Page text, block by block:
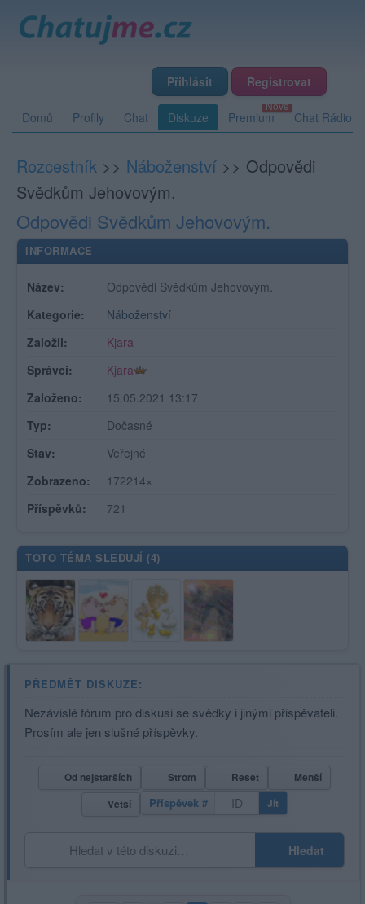
Přihlásit Registrovat
Domů Profily Chat Diskuze Premium Chat Rádio
Rozcestník >> Náboženství >> Odpovědi
Svědkům Jehovovým.
Odpovědi Svědkům Jehovovým.
INFORMACE
Název:
Odpovědi Svědkům Jehovovým.
Kategorie:
Náboženství
Založil:
Kjara
Správci:
Kjara
Založeno:
15.05.2021 13:17
Typ:
Dočasné
Stav:
Veřejné
Zobrazeno:
172214×
Příspěvků:
721
TOTO TÉMA SLEDUJÍ (4)
PŘEDMĚT DISKUZE:
Nezávislé fórum pro diskusi se svědky i jinými přispěvateli.
Prosím ale jen slušné příspěvky.
Od nejstarších Strom Reset
Menší
Větší
Příspěvek # Jít
Hledat